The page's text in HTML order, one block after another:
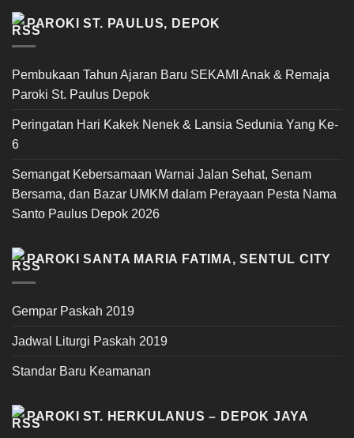
PAROKI ST. PAULUS, DEPOK
Pembukaan Tahun Ajaran Baru SEKAMI Anak & Remaja
Paroki St. Paulus Depok
Peringatan Hari Kakek Nenek & Lansia Sedunia Yang Ke-
6
Semangat Kebersamaan Warnai Jalan Sehat, Senam
Bersama, dan Bazar UMKM dalam Perayaan Pesta Nama
Santo Paulus Depok 2026
PAROKI SANTA MARIA FATIMA, SENTUL CITY
Gempar Paskah 2019
Jadwal Liturgi Paskah 2019
Standar Baru Keamanan
PAROKI ST. HERKULANUS – DEPOK JAYA